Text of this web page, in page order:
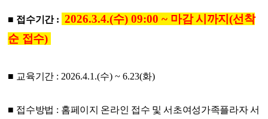
■ 접수기간 : 2026.3.4.(수) 09:00 ~ 마감 시까지 (선착
순 접수)
■ 교육기간 : 2026.4.1.(수) ~ 6.23(화)
■ 접수방법 : 홈페이지 온라인 접수 및 서초여성가족플라자 서